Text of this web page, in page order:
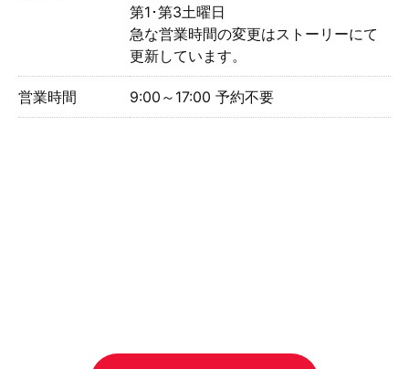
第1･第3土曜日⁡⁡
急な営業時間の変更はストーリーにて
更新しています。
営業時間 9:00～17:00 予約不要